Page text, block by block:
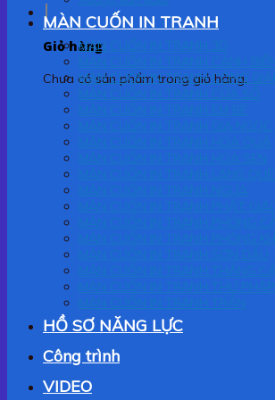
Giỏ hàng
Chưa có sản phẩm trong giỏ hàng.
MÀN CUỐN IN TRANH
MÀN CUỐN IN TRANH 3D
MÀN CUỐN IN TRANH CÔNG GIÁO
HỒ SƠ NĂNG LỰC
Công trình
VIDEO